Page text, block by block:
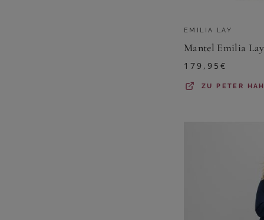
EMILIA LAY
Mantel Emilia
179,95€
ZU PETER